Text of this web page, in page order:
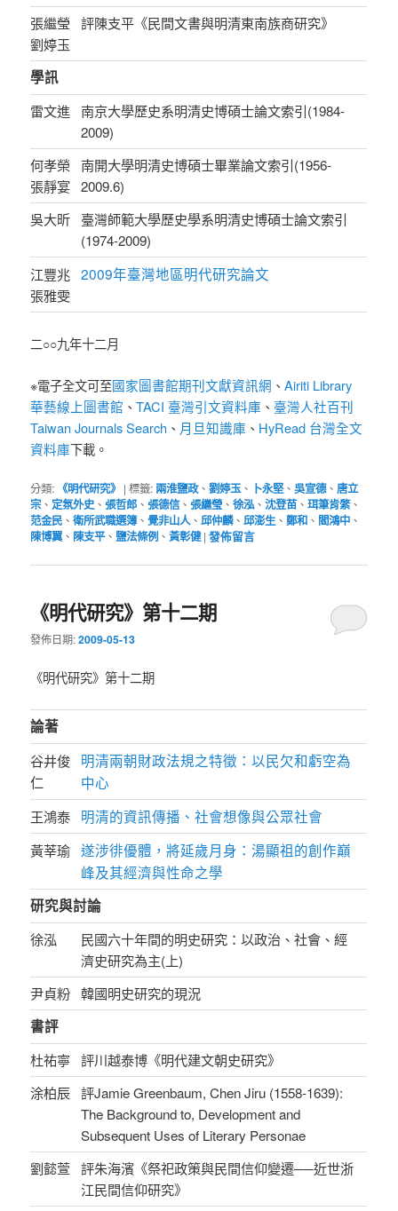
張繼瑩
劉婷玉
評陳支平《民間文書與明清東南族商研究》
學訊
雷文進
南京大學歷史系明清史博碩士論文索引(1984-
2009)
何孝榮
張靜宴
南開大學明清史博碩士畢業論文索引(1956-
2009.6)
吳大昕
臺灣師範大學歷史學系明清史博碩士論文索引
(1974-2009)
江豐兆
張雅雯
2009年臺灣地區明代研究論文
二○○九年十二月
※電子全文可至國家圖書館期刊文獻資訊網 、Airiti Library
華藝線上圖書館 、TACI 臺灣引文資料庫 、 臺灣人社百刊
Taiwan Journals Search 、 月旦知識庫 、 HyRead 台灣全文
資料庫下載。
分類: 《明代研究》 |標籤:兩淮鹽政、劉婷玉、 卜永堅、吳宣德、 唐立
宗、 定氛外史 、張哲郎 、張德信、張繼瑩 、徐泓、沈登苗、珥筆肯綮、
范金民 、衛所武職選簿、 覺非山人 、邱仲麟、邱澎生 、鄭和 、 閻鴻中 、
陳博翼、 陳支平、 鹽法條例 、黃彰健 |發佈留言
《明代研究》第十二期
發佈日期:2009-05-13
《明代研究》第十二期
論著
谷井俊
仁
明清兩朝財政法規之特徵：以民欠和虧空為
中心
王鴻泰 明清的資訊傳播、社會想像與公眾社會
黃莘瑜 遂涉徘優體，將延歲月身：湯顯祖的創作巔
峰及其經濟與性命之學
研究與討論
徐泓
民國六十年間的明史研究：以政治、社會、經
濟史研究為主(上)
尹貞粉 韓國明史研究的現況
書評
杜祐寧 評川越泰博《明代建文朝史研究》
涂柏辰 評Jamie Greenbaum, Chen Jiru (1558-1639):
The Background to, Development and
Subsequent Uses of Literary Personae
劉懿萱 評朱海濱《祭祀政策與民間信仰變遷──近世浙
江民間信仰研究》